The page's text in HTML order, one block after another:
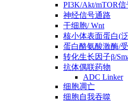
PI3K/Akt/mTOR信
神经信号通路
干细胞/ Wnt
核小体表面蛋白(
蛋白酪氨酸激酶/
转化生长因子β/
抗体偶联药物
ADC Linker
细胞凋亡
细胞自我吞噬